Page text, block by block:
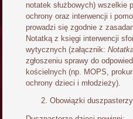
notatek służbowych) wszelkie
ochrony oraz interwencji i
prowadzi się zgodnie z
Notatką z księgi interwencji
wytycznych (załącznik:
zgłoszeniu sprawy do
kościelnych (np. MOPS,
ochrony dzieci i młodzieży).
Obowiązki